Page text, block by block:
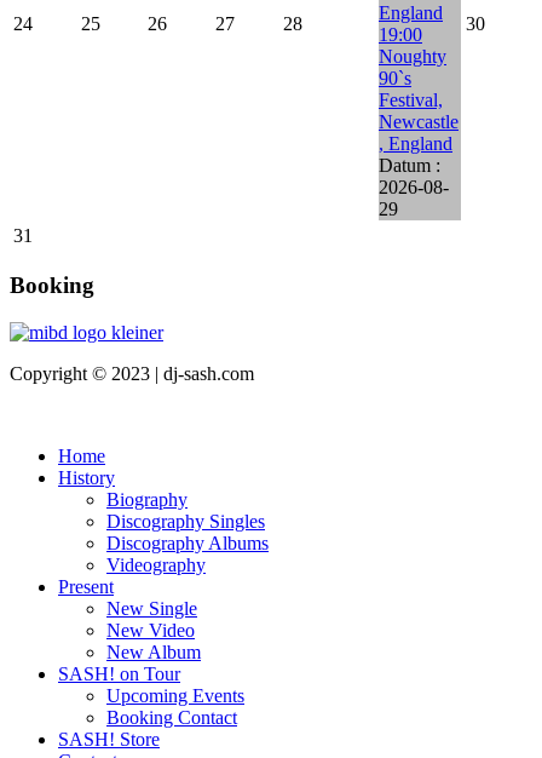
24 25 26 27 28
England
19:00
Noughty
90`s
Festival,
Newcastle
, England
Datum :
2026-08-
29
30
31
Booking
Copyright © 2023 | dj-sash.com
Home
History
Biography
Discography Singles
Discography Albums
Videography
Present
New Single
New Video
New Album
SASH! on Tour
Upcoming Events
Booking Contact
SASH! Store